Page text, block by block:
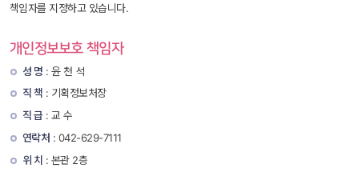
책임자를 지정하고 있습니다.
개인정보보호 책임자
성 명 : 윤 천 석
직 책 : 기획정보처장
직 급 : 교 수
연락처 : 042-629-7111
위 치 : 본관 2층